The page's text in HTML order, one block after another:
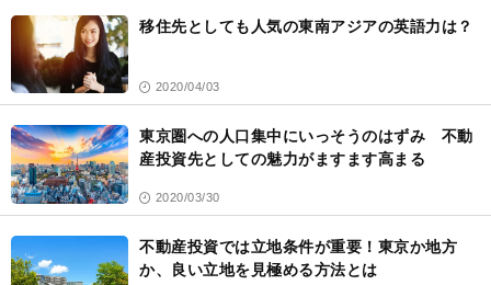
移住先としても人気の東南アジアの英語力は？
2020/04/03
東京圏への人口集中にいっそうのはずみ 不動
産投資先としての魅力がますます高まる
2020/03/30
不動産投資では立地条件が重要！東京か地方
か、良い立地を見極める方法とは